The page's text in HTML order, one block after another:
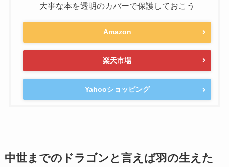
大事な本を透明のカバーで保護しておこう
Amazon
楽天市場
Yahooショッピング
中世までのドラゴンと言えば羽の生えた